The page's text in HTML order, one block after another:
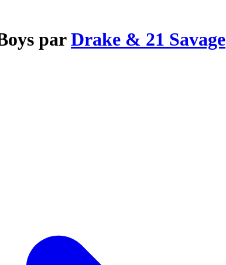
parDrake & 21 Savage